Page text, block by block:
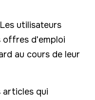
utilisateurs
offres d'emploi
au cours de leur
articles qui